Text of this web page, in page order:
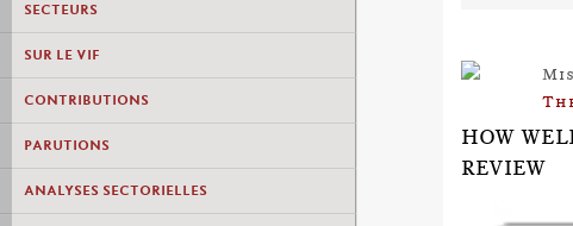
SECTEURS
SUR LE VIF
CONTRIBUTIONS
PARUTIONS
ANALYSES SECTORIELLES
HOW
REVIEW